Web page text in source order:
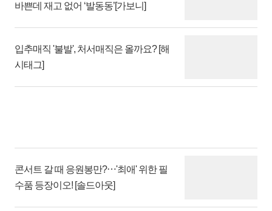
바쁜데 재고 없어 ‘발동동’[가보니]
입추매직 '불발', 처서매직은 올까요? [해
시태그]
콘서트 갈 때 응원봉만?⋯'최애' 위한 필
수품 등장이오! [솔드아웃]